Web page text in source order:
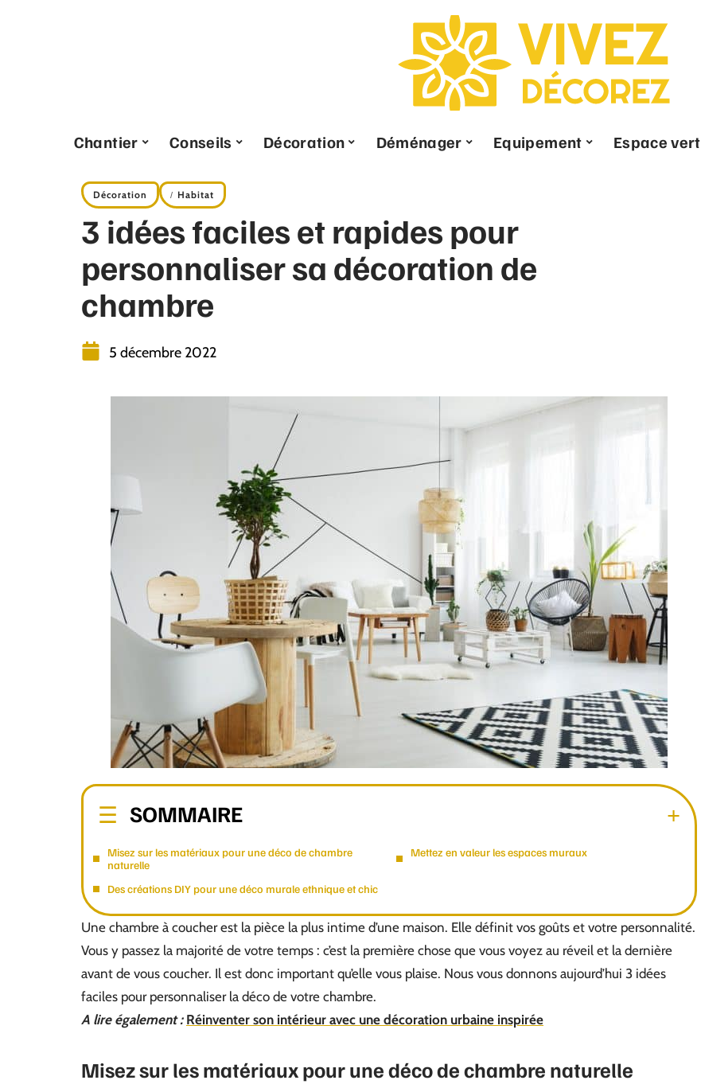
Chantier Conseils Décoration Déménager Equipement Espace vert
Décoration Habitat
3 idées faciles et rapides pour
personnaliser sa décoration de
chambre
5 décembre 2022
SOMMAIRE
Misez sur les matériaux pour une déco de chambre
naturelle
Mettez en valeur les espaces muraux
Des créations DIY pour une déco murale ethnique et chic
Une chambre à coucher est la pièce la plus intime d’une maison. Elle définit vos goûts et votre personnalité.
Vous y passez la majorité de votre temps : c’est la première chose que vous voyez au réveil et la dernière
avant de vous coucher. Il est donc important qu’elle vous plaise. Nous vous donnons aujourd’hui 3 idées
faciles pour personnaliser la déco de votre chambre.
A lire également : Réinventer son intérieur avec une décoration urbaine inspirée
Misez sur les matériaux pour une déco de chambre naturelle